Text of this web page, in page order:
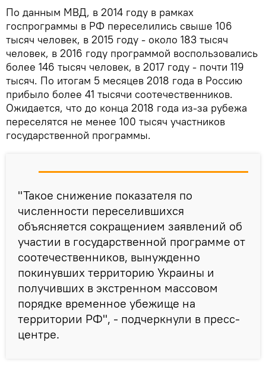
По данным МВД, в 2014 году в рамках
госпрограммы в РФ переселились свыше 106
тысяч человек, в 2015 году - около 183 тысяч
человек, в 2016 году программой воспользовались
более 146 тысяч человек, в 2017 году - почти 119
тысяч. По итогам 5 месяцев 2018 года в Россию
прибыло более 41 тысячи соотечественников.
Ожидается, что до конца 2018 года из-за рубежа
переселятся не менее 100 тысяч участников
государственной программы.
"Такое снижение показателя по
численности переселившихся
объясняется сокращением заявлений об
участии в государственной программе от
соотечественников, вынужденно
покинувших территорию Украины и
получивших в экстренном массовом
порядке временное убежище на
территории РФ", - подчеркнули в пресс-
центре.